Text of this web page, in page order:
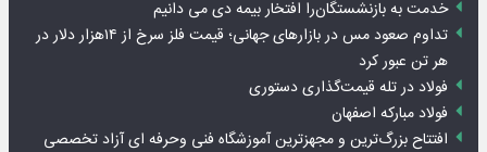
خدمت به بازنشستگان‌را افتخار بیمه دی می دانیم
تداوم صعود مس در بازارهای جهانی؛ قیمت فلز سرخ از ۱۴هزار دلار در
هر تن عبور کرد
فولاد در تله قیمت‌گذاری دستوری
فولاد مبارکه اصفهان
افتتاح بزرگ‌ترین و مجهزترین آموزشگاه فنی وحرفه ای آزاد تخصصی